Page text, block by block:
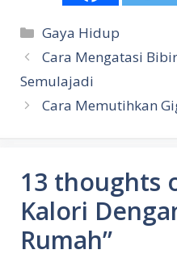
Categories
Gaya Hidup
Cara Mengatasi
Semulajadi
Cara Memutihkan
13 thoughts
Kalori
Rumah”